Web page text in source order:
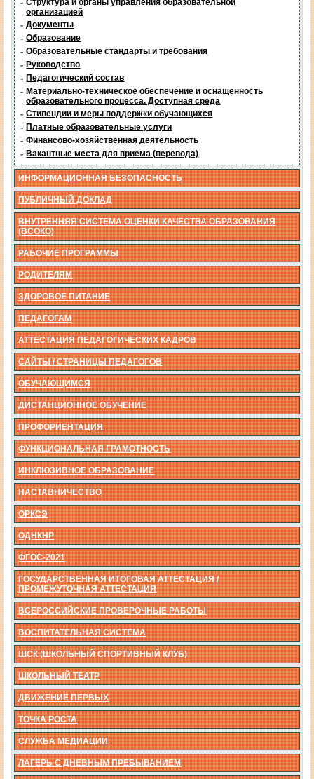
-
организацией
- Документы
- Образование
- Образовательные стандарты и требования
- Руководство
- Педагогический состав
- Материально-техническое обеспечение и оснащенность
образовательного процесса. Доступная среда
- Стипендии и меры поддержки обучающихся
- Платные образовательные услуги
- Финансово-хозяйственная деятельность
- Вакантные места для приема (перевода)
ИНФОРМАЦИОННАЯ БЕЗОПАСНОСТЬ
ПУБЛИЧНЫЙ ДОКЛАД
ВНУТРЕННЯЯ СИСТЕМА ОЦЕНКИ КАЧЕСТВА ОБРАЗОВАНИЯ
(ВСОКО)
РАБОЧИЕ ПРОГРАММЫ
РОДИТЕЛЯМ
ЗДОРОВОЕ ПИТАНИЕ
ПЕДАГОГАМ
АТТЕСТАЦИЯ ПЕДАГОГИЧЕСКИХ КАДРОВ
САЙТЫ / СТРАНИЦЫ ПЕДАГОГОВ
ОБУЧАЮЩИМСЯ
ДИСТАНЦИОННОЕ ОБУЧЕНИЕ
ПРОФОРИЕНТАЦИЯ
ФУНКЦИОНАЛЬНАЯ ГРАМОТНОСТЬ
ИНКЛЮЗИВНОЕ ОБРАЗОВАНИЕ
НАСТАВНИЧЕСТВО
ОРКСЭ
ОДНКНР
ФГОС-2021
ГОСУДАРСТВЕННАЯ ИТОГОВАЯ АТТЕСТАЦИЯ /
ПРОМЕЖУТОЧНАЯ АТТЕСТАЦИЯ
ВСЕРОССИЙСКИЕ ПРОВЕРОЧНЫЕ РАБОТЫ
ВОСПИТАТЕЛЬНАЯ СИСТЕМА
ШСК (ШКОЛЬНЫЙ СПОРТИВНЫЙ КЛУБ)
ШКОЛЬНЫЙ ТЕАТР
ДВИЖЕНИЕ ПЕРВЫХ
ТОЧКА РОСТА
СЛУЖБА МЕДИАЦИИ
ЛАГЕРЬ С ДНЕВНЫМ ПРЕБЫВАНИЕМ